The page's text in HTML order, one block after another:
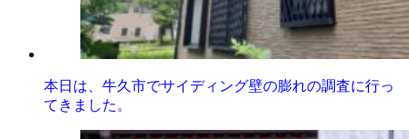
本日は、牛久市でサイディング壁の膨れの調査に行っ
てきました。